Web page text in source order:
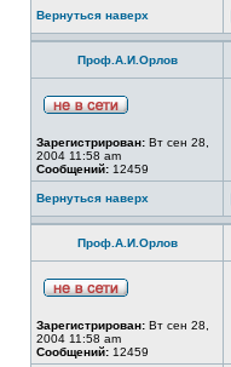
Вернуться наверх
Проф.А.И.Орлов
Зарегистрирован: Вт сен 28,
2004 11:58 am
Сообщений: 12459
Вернуться наверх
Проф.А.И.Орлов
Зарегистрирован: Вт сен 28,
2004 11:58 am
Сообщений: 12459